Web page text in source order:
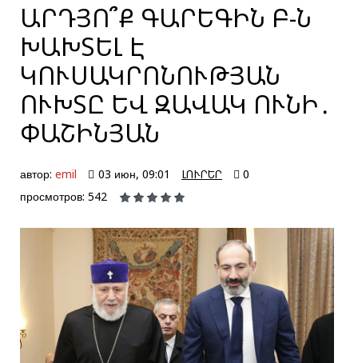
ԱՐԴՅՈ՞Ք ԳԱՐԵԳԻՆ Բ-Ն
ԽԱԽՏԵԼ Է
ԿՈՒՍԱԿՐՈՆՈՒԹՅԱՆ
ՈՒԽՏԸ ԵՎ ԶԱՎԱԿ ՈՒՆԻ․
ՓԱՇԻՆՅԱՆ
автор: emil 03 июн, 09:01 ԼՈՒՐԵՐ
0
просмотров: 542